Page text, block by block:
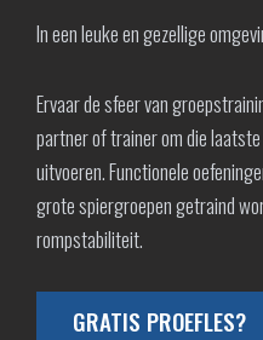
In een leuke en gezellige
Ervaar de sfeer van
partner of trainer om die
uitvoeren. Functionele
grote spiergroepen getraind
rompstabiliteit.
GRATIS PROEFLES?